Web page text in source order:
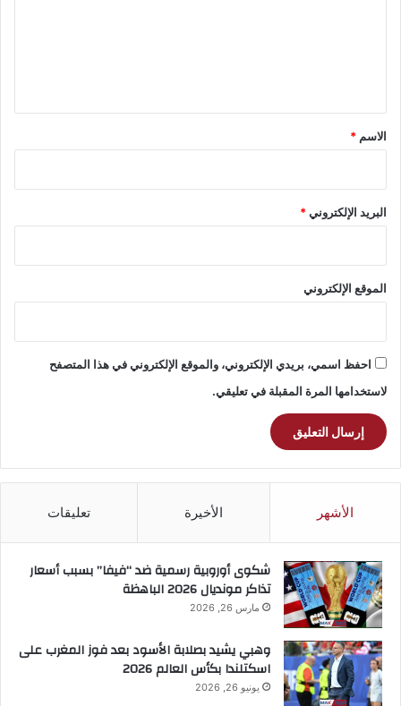
*
الاسم *
البريد الإلكتروني*
الموقع الإلكتروني
احفظ اسمي، بريدي الإلكتروني، والموقع الإلكتروني في هذا المتصفح
لاستخدامها المرة المقبلة في تعليقي.
الأشهر الأخيرة تعليقات
شكوى أوروبية رسمية ضد “فيفا” بسبب أسعار
تذاكر مونديال 2026 الباهظة
مارس 26, 2026
وهبي يشيد بصلابة الأسود بعد فوز المغرب على
اسكتلندا بكأس العالم 2026
يونيو 26, 2026